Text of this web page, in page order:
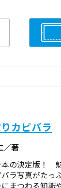
カピバラ
／著
本の決定版！
ラ写真がたっ
まつわる知識